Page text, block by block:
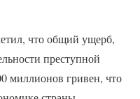
что общий ущерб,
преступной
миллионов гривен, что